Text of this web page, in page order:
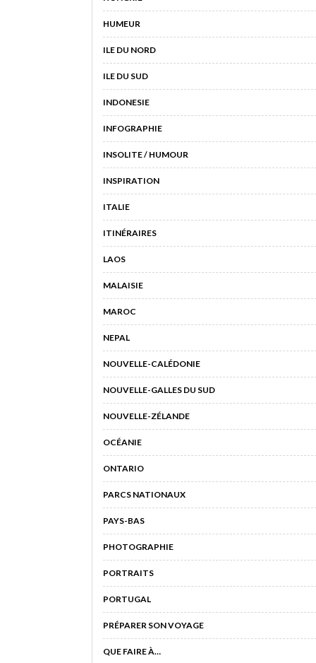
HUMEUR
ILE DU NORD
ILE DU SUD
INDONESIE
INFOGRAPHIE
INSOLITE / HUMOUR
INSPIRATION
ITALIE
ITINÉRAIRES
LAOS
MALAISIE
MAROC
NEPAL
NOUVELLE-CALÉDONIE
NOUVELLE-GALLES DU SUD
NOUVELLE-ZÉLANDE
OCÉANIE
ONTARIO
PARCS NATIONAUX
PAYS-BAS
PHOTOGRAPHIE
PORTRAITS
PORTUGAL
PRÉPARER SON VOYAGE
QUE FAIRE À…